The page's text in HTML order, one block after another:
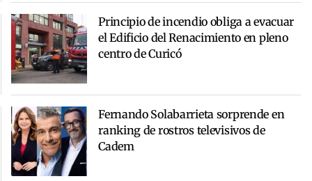
Principio de incendio obliga a evacuar
el Edificio del Renacimiento en pleno
centro de Curicó
Fernando Solabarrieta sorprende en
ranking de rostros televisivos de
Cadem